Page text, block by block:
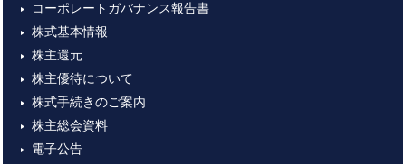
コーポレートガバナンス報告書
株式基本情報
株主還元
株主優待について
株式手続きのご案内
株主総会資料
電子公告